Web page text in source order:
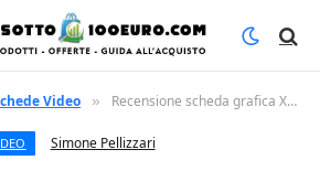
Video » Recensione scheda grafica XFX Speedster QICK319 Radeon RX 7800 XT
Simone Pellizzari